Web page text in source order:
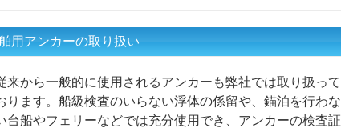
用アンカーの取り扱い
来から一般的に使用されるアンカーも弊社では取り扱って
ります。船級検査のいらない浮体の係留や、錨泊を行わな
台船やフェリーなどでは充分使用でき、アンカーの検査証